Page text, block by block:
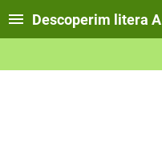
Descoperim litera A